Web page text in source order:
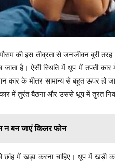
की इस तीव्रता से जनजीवन बुरी तरह
है। ऐसी स्थिति में धूप में तपती
कार के भीतर सामान्य से बहुत ऊपर हो
में तुरंत बैठना और उससे धूप में तुरंत
बन जाएं किलर फोन
छांह में खड़ा करना चाहिए। धूप में खड़ी